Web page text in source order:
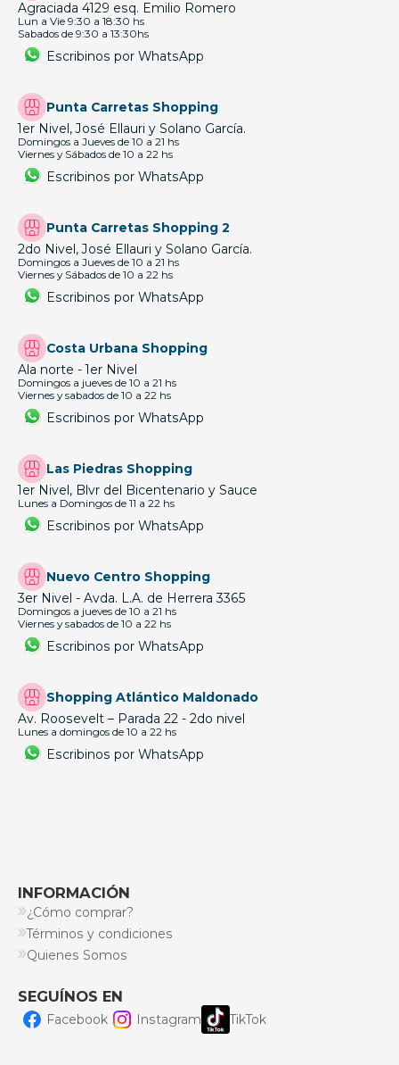
Agraciada 4129 esq. Emilio Romero
Lun a Vie 9:30 a 18:30 hs
Sabados de 9:30 a 13:30hs
Escribinos por WhatsApp
Punta Carretas Shopping
1er Nivel, José Ellauri y Solano García.
Domingos a Jueves de 10 a 21 hs
Viernes y Sábados de 10 a 22 hs
Escribinos por WhatsApp
Punta Carretas Shopping 2
2do Nivel, José Ellauri y Solano García.
Domingos a Jueves de 10 a 21 hs
Viernes y Sábados de 10 a 22 hs
Escribinos por WhatsApp
Costa Urbana Shopping
Ala norte - 1er Nivel
Domingos a jueves de 10 a 21 hs
Viernes y sabados de 10 a 22 hs
Escribinos por WhatsApp
Las Piedras Shopping
1er Nivel, Blvr del Bicentenario y Sauce
Lunes a Domingos de 11 a 22 hs
Escribinos por WhatsApp
Nuevo Centro Shopping
3er Nivel - Avda. L.A. de Herrera 3365
Domingos a jueves de 10 a 21 hs
Viernes y sabados de 10 a 22 hs
Escribinos por WhatsApp
Shopping Atlántico Maldonado
Av. Roosevelt – Parada 22 - 2do nivel
Lunes a domingos de 10 a 22 hs
Escribinos por WhatsApp
INFORMACIÓN
¿Cómo comprar?
Términos y condiciones
Quienes Somos
SEGUÍNOS EN
Facebook Instagram TikTok